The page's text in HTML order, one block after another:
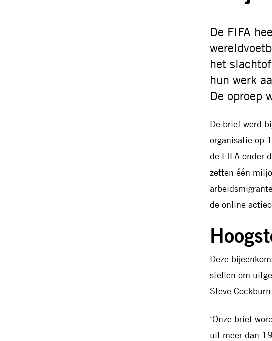
De FIFA
het
hun werk
De oproep
De brief werd
organisatie op
de FIFA onder
zetten één
de online
Deze
stellen om
Steve
‘Onze brief
uit meer dan